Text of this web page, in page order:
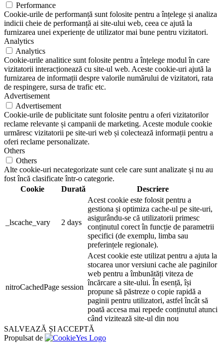
Performance
Cookie-urile de performanță sunt folosite pentru a înțelege și analiza
indicii cheie de performanță ai site-ului web, ceea ce ajută la
furnizarea unei experiențe de utilizator mai bune pentru vizitatori.
Analytics
Analytics
Cookie-urile analitice sunt folosite pentru a înțelege modul în care
vizitatorii interacționează cu site-ul web. Aceste cookie-uri ajută la
furnizarea de informații despre valorile numărului de vizitatori, rata
de respingere, sursa de trafic etc.
Advertisement
Advertisement
Cookie-urile de publicitate sunt folosite pentru a oferi vizitatorilor
reclame relevante și campanii de marketing. Aceste module cookie
urmăresc vizitatorii pe site-uri web și colectează informații pentru a
oferi reclame personalizate.
Others
Others
Alte cookie-uri necategorizate sunt cele care sunt analizate și nu au
fost încă clasificate într-o categorie.
Cookie
Durată Descriere
_lscache_vary 2 days
Acest cookie este folosit pentru a
gestiona și optimiza cache-ul pe site-uri,
asigurându-se că utilizatorii primesc
conținutul corect în funcție de parametrii
specifici (de exemplu, limba sau
preferințele regionale).
nitroCachedPage session
Acest cookie este utilizat pentru a ajuta la
stocarea unor versiuni cache ale paginilor
web pentru a îmbunătăți viteza de
încărcare a site-ului. În esență, își
propune să păstreze o copie rapidă a
paginii pentru utilizatori, astfel încât să
poată accesa mai repede conținutul atunci
când vizitează site-ul din nou
SALVEAZĂ ȘI ACCEPTĂ
Propulsat de